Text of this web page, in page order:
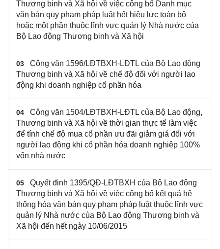
Thương binh và Xã hội về việc công bố Danh mục
văn bản quy phạm pháp luật hết hiệu lực toàn bộ
hoặc một phần thuộc lĩnh vực quản lý Nhà nước của
Bộ Lao động Thương binh và Xã hội
03
Công văn 1596/LĐTBXH-LĐTL của Bộ Lao động
Thương binh và Xã hội về chế độ đối với người lao
động khi doanh nghiệp cổ phần hóa
04
Công văn 1504/LĐTBXH-LĐTL của Bộ Lao động,
Thương binh và Xã hội về thời gian thực tế làm việc
để tính chế độ mua cổ phần ưu đãi giảm giá đối với
người lao động khi cổ phần hóa doanh nghiệp 100%
vốn nhà nước
05
Quyết định 1395/QĐ-LĐTBXH của Bộ Lao động
Thương binh và Xã hội về việc công bố kết quả hệ
thống hóa văn bản quy phạm pháp luật thuộc lĩnh vực
quản lý Nhà nước của Bộ Lao động Thương binh và
Xã hội đến hết ngày 10/06/2015